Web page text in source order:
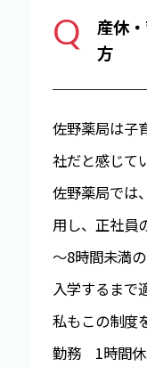
Q
産休
方
佐野薬局は子
社だと感じて
佐野薬局では
用し、正社員
～8時間未満
入学するまで
私もこの制度
勤務 1時間休